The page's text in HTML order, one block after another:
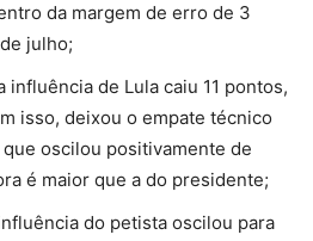
da margem de erro de 3
julho;
influência de Lula caiu 11 pontos,
isso, deixou o empate técnico
oscilou positivamente de
é maior que a do presidente;
do petista oscilou para